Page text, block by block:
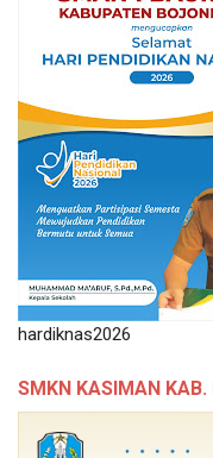
hardiknas2026
SMKN KASIMAN KAB.